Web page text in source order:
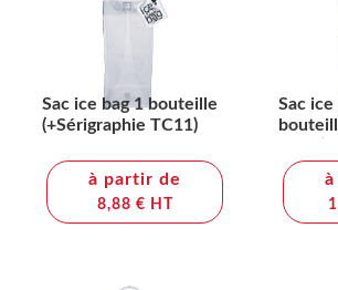
Sac ice bag 1 bouteille
(+Sérigraphie TC11)
à partir de
8,88 € HT
Sac